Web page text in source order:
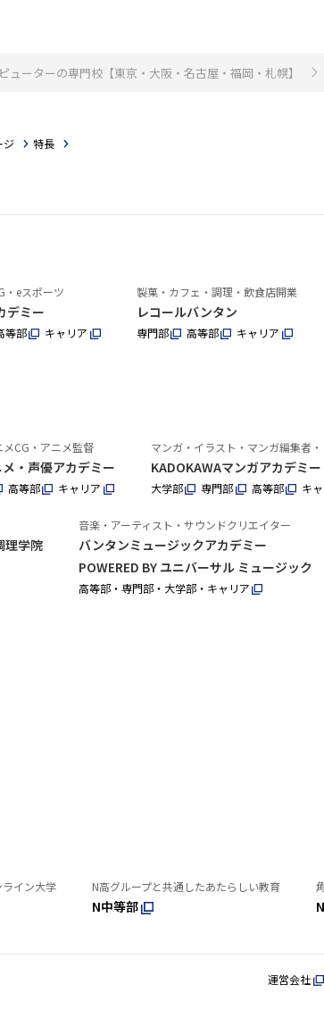
ーターの専門校【東京・大阪・名古屋・福岡・札幌】
ジ 特長
・eスポーツ
デミー
等部 キャリア
製菓・カフェ・調理・飲食店開業
レコールバンタン
専門部 高等部 キャリア
CG・アニメ監督
・声優アカデミー
高等部 キャリア
マンガ・イラスト・マンガ編集者
KADOKAWAマンガアカデミー
大学部 専門部 高等部 キ
理学院
音楽・アーティスト・サウンドクリエイター
バンタンミュージックアカデミー
POWERED BY ユニバーサル ミュージック
高等部・専門部・大学部・キャリア
イン大学 N高グループと共通したあたらしい教育
N中等部
運営会社